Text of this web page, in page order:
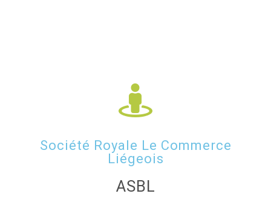
Société Royale Le Commerce
Liégeois
ASBL